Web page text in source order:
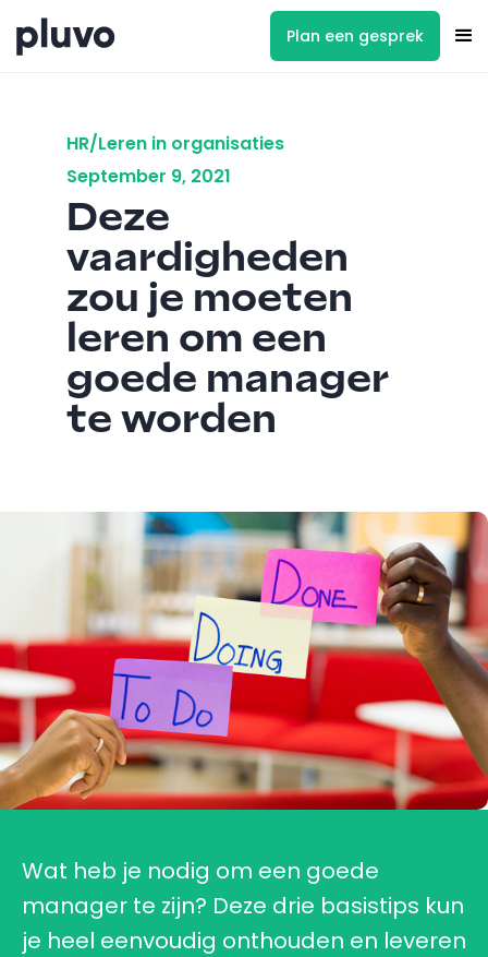
Plan een gesprek
HR/Leren in organisaties
September 9, 2021
Deze
vaardigheden
zou je moeten
leren om een
goede manager
te worden
Wat heb je nodig om een goede
manager te zijn? Deze drie basistips kun
je heel eenvoudig onthouden en leveren